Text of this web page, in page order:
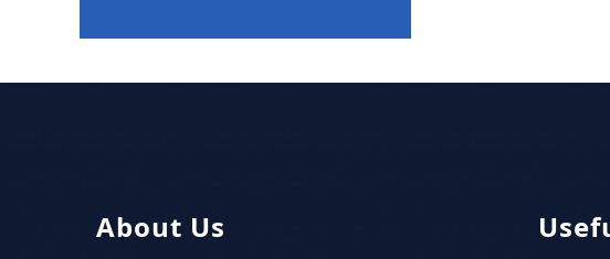
About Us